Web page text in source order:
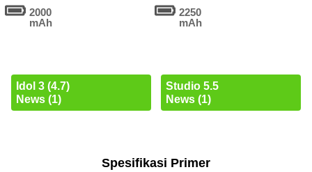
2000
mAh
Idol 3 (4.7)
News (1)
2250
mAh
Studio 5.5
News (1)
Spesifikasi Primer